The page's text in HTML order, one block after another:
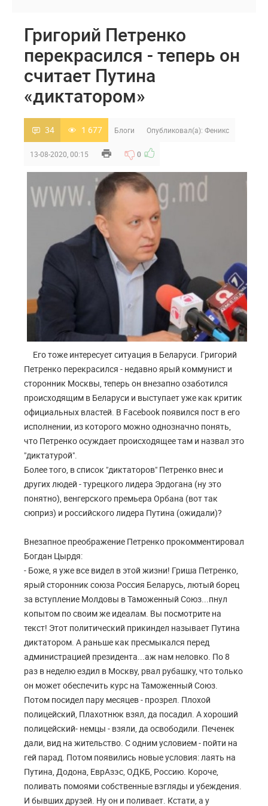
Григорий Петренко
перекрасился - теперь он
считает Путина
«диктатором»
34 1 677 Блоги Опубликовал(а): Феникс
13-08-2020, 00:15 0
Его тоже интересует ситуация в Беларуси. Григорий
Петренко перекрасился - недавно ярый коммунист и
сторонник Москвы, теперь он внезапно озаботился
происходящим в Беларуси и выступает уже как критик
официальных властей. В Facebook появился пост в его
исполнении, из которого можно однозначно понять,
что Петренко осуждает происходящее там и назвал это
"диктатурой".
Более того, в список "диктаторов" Петренко внес и
других людей - турецкого лидера Эрдогана (ну это
понятно), венгерского премьера Орбана (вот так
сюприз) и российского лидера Путина (ожидали)?
Внезапное преображение Петренко прокомментировал
Богдан Цырдя:
- Боже, я уже все видел в этой жизни! Гриша Петренко,
ярый сторонник союза Россия Беларусь, лютый борец
за вступление Молдовы в Таможенный Союз...пнул
копытом по своим же идеалам. Вы посмотрите на
текст! Этот политический прикиндел называет Путина
диктатором. А раньше как пресмыкался перед
администрацией президента...аж нам неловко. По 8
раз в неделю ездил в Москву, рвал рубашку, что только
он может обеспечить курс на Таможенный Союз.
Потом посидел пару месяцев - прозрел. Плохой
полицейский, Плахотнюк взял, да посадил. А хороший
полицейский- немцы - взяли, да освободили. Печенек
дали, вид на жительство. С одним условием - пойти на
гей парад. Потом появились новые условия: лаять на
Путина, Додона, ЕврАзэс, ОДКБ, Россию. Короче,
поливать помоями собственные взгляды и убеждения.
И бывших друзей. Ну он и поливает. Кстати, а у